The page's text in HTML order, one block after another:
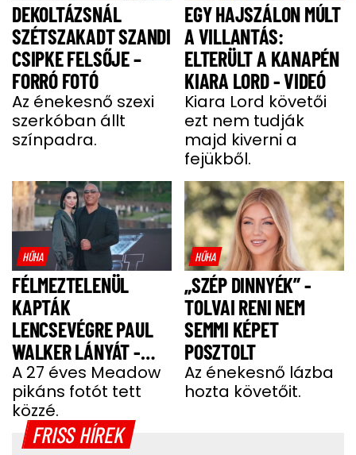
DEKOLTÁZSNÁL
SZÉTSZAKADT SZANDI
CSIPKE FELSŐJE –
FORRÓ FOTÓ
Az énekesnő szexi
szerkóban állt
színpadra.
EGY HAJSZÁLON MÚLT
A VILLANTÁS:
ELTERÜLT A KANAPÉN
KIARA LORD - VIDEÓ
Kiara Lord követői
ezt nem tudják
majd kiverni a
fejükből.
HŰHA
FÉLMEZTELENÜL
KAPTÁK
LENCSEVÉGRE PAUL
WALKER LÁNYÁT -
FOTÓ
A 27 éves Meadow
pikáns fotót tett
közzé.
HŰHA
„SZÉP DINNYÉK” -
TOLVAI RENI NEM
SEMMI KÉPET
POSZTOLT
Az énekesnő lázba
hozta követőit.
FRISS HÍREK